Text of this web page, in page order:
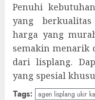
Penuhi
yang
harga yang
semakin menarik
dari lisplang.
yang spesial
Tags:
agen lisplang ukir